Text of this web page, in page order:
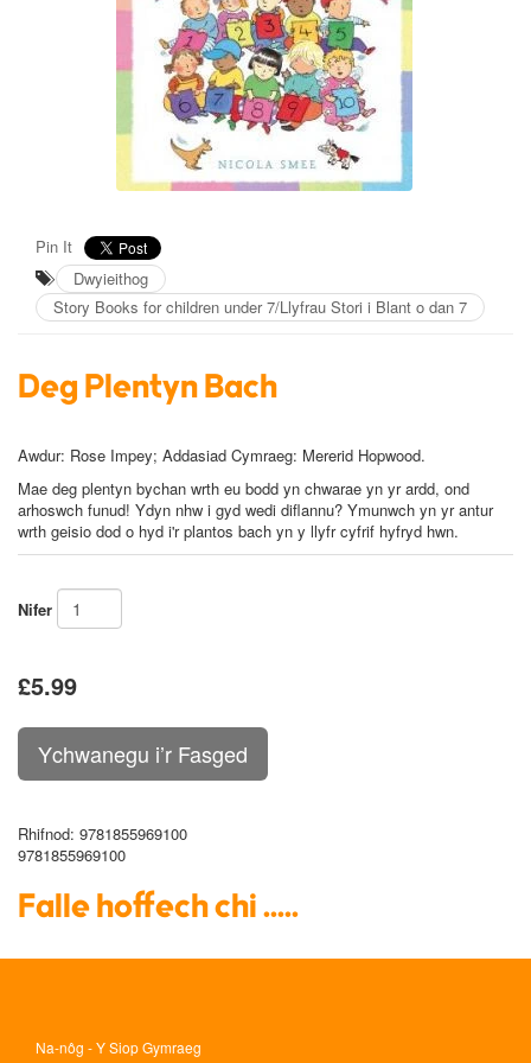
Pin It
Dwyieithog
Story Books for children under 7/Llyfrau Stori i Blant o dan 7
Deg Plentyn Bach
Awdur: Rose Impey; Addasiad Cymraeg: Mererid Hopwood.
Mae deg plentyn bychan wrth eu bodd yn chwarae yn yr ardd, ond
arhoswch funud! Ydyn nhw i gyd wedi diflannu? Ymunwch yn yr antur
wrth geisio dod o hyd i'r plantos bach yn y llyfr cyfrif hyfryd hwn.
Nifer
£5.99
Rhifnod: 9781855969100
9781855969100
Falle hoffech chi .....
Na-nôg - Y Siop Gymraeg